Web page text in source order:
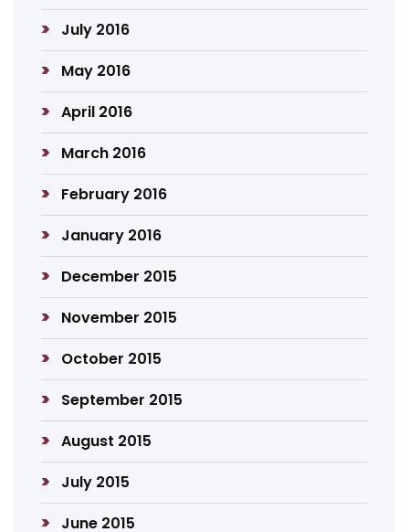
July 2016
May 2016
April 2016
March 2016
February 2016
January 2016
December 2015
November 2015
October 2015
September 2015
August 2015
July 2015
June 2015